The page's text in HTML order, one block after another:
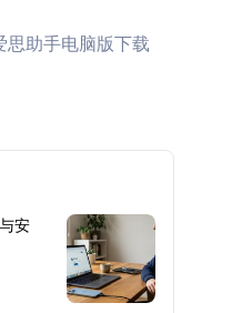
思助手电脑版下载
安